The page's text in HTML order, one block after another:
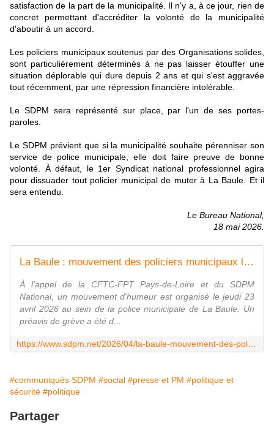
satisfaction de la part de la municipalité. Il n'y a, à ce jour, rien de
concret permettant d'accréditer la volonté de la municipalité
d'aboutir à un accord.
Les policiers municipaux soutenus par des Organisations solides,
sont particulièrement déterminés à ne pas laisser étouffer une
situation déplorable qui dure depuis 2 ans et qui s'est aggravée
tout récemment, par une répression financière intolérable.
Le SDPM sera représenté sur place, par l'un de ses portes-
paroles.
Le SDPM prévient que si la municipalité souhaite pérenniser son
service de police municipale, elle doit faire preuve de bonne
volonté. À défaut, le 1er Syndicat national professionnel agira
pour dissuader tout policier municipal de muter à La Baule. Et il
sera entendu.
Le Bureau National,
18 mai 2026.
La Baule : mouvement des policiers municipaux le 23 avril
À l'appel de la CFTC-FPT Pays-de-Loire et du SDPM
National, un mouvement d'humeur est organisé le jeudi 23
avril 2026 au sein de la police municipale de La Baule. Un
préavis de grève a été d...
#communiqués SDPM #social #presse et PM #politique et
sécurité #politique
Partager